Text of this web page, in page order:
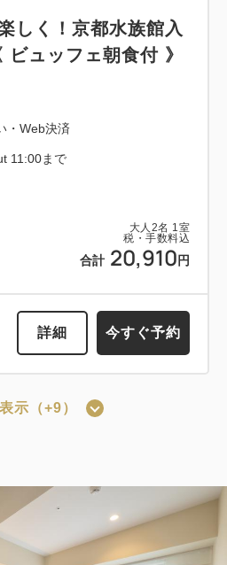
バス一日乗車券付き
》
11:00まで
今すぐ予約
大人 2名 1室
税・手数料込
合計 20,910 円
しく！京都水族館入
ュッフェ朝食付 》
・Web決済
11:00まで
詳細 今すぐ予約
泊り 》
示（+9）